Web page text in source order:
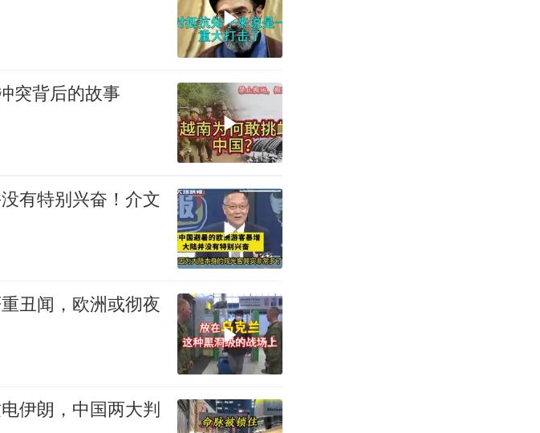
突背后的故事
有特别兴奋！介文
丑闻，欧洲或彻夜
伊朗，中国两大判